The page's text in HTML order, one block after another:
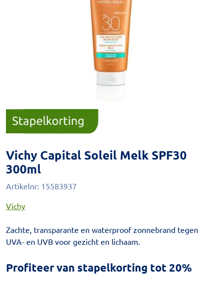
Vichy Capital Soleil Melk SPF30
300ml
Artikelnr: 15583937
Vichy
Zachte, transparante en waterproof zonnebrand tegen
UVA- en UVB voor gezicht en lichaam.
Profiteer van stapelkorting tot 20%